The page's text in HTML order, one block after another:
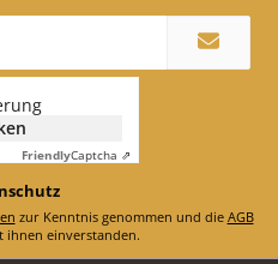
FriendlyCaptcha ⇗
zur Kenntnis genommen und die AGB
ihnen einverstanden.